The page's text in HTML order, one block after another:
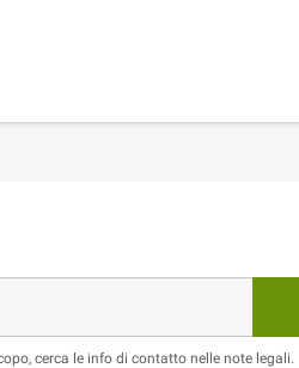
cerca le info di contatto nelle note legali.